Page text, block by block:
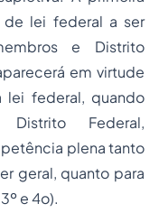
de lei federal a ser
e Distrito
em virtude
lei federal, quando
Federal,
plenatanto
geral, quanto para
e 4o).